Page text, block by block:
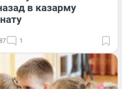
в казарму
1